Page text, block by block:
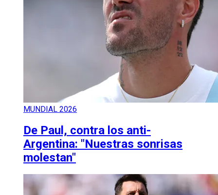
MUNDIAL 2026
De Paul, contra los anti-
Argentina: "Nuestras sonrisas
molestan"